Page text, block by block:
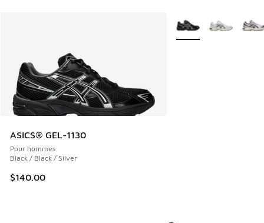
ASICS® GEL-1130
Pour hommes
Black / Black / Silver
$140.00
Plus de couleurs